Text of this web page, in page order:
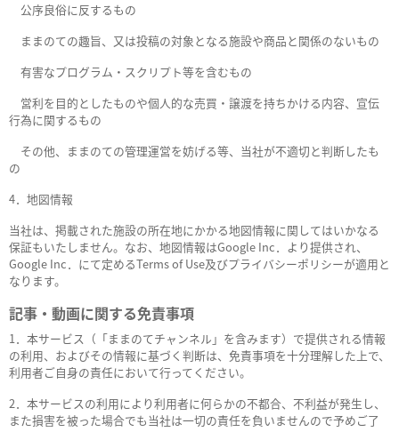
公序良俗に反するもの
ままのての趣旨、又は投稿の対象となる施設や商品と関係のないもの
有害なプログラム・スクリプト等を含むもの
営利を目的としたものや個人的な売買・譲渡を持ちかける内容、宣伝
行為に関するもの
その他、ままのての管理運営を妨げる等、当社が不適切と判断したも
の
4．地図情報
当社は、掲載された施設の所在地にかかる地図情報に関してはいかなる
保証もいたしません。なお、地図情報はGoogle Inc．より提供され、
Google Inc．にて定めるTerms of Use及びプライバシーポリシーが適用と
なります。
記事・動画に関する免責事項
1．本サービス（「ままのてチャンネル」を含みます）で提供される情報
の利用、およびその情報に基づく判断は、免責事項を十分理解した上で、
利用者ご自身の責任において行ってください。
2．本サービスの利用により利用者に何らかの不都合、不利益が発生し、
また損害を被った場合でも当社は一切の責任を負いませんので予めご了